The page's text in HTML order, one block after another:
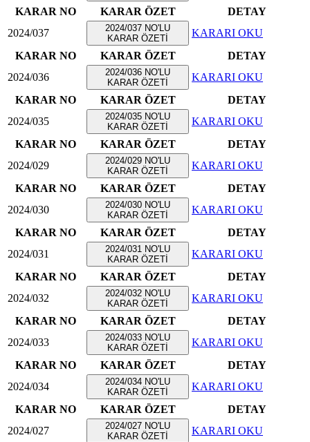
KARAR NO
KARAR ÖZET
DETAY
2024/037
2024/037 NO'LU
KARAR ÖZETİ
KARARI OKU
KARAR NO
KARAR ÖZET
DETAY
2024/036
2024/036 NO'LU
KARAR ÖZETİ
KARARI OKU
KARAR NO
KARAR ÖZET
DETAY
2024/035
2024/035 NO'LU
KARAR ÖZETİ
KARARI OKU
KARAR NO
KARAR ÖZET
DETAY
2024/029
2024/029 NO'LU
KARAR ÖZETİ
KARARI OKU
KARAR NO
KARAR ÖZET
DETAY
2024/030
2024/030 NO'LU
KARAR ÖZETİ
KARARI OKU
KARAR NO
KARAR ÖZET
DETAY
2024/031
2024/031 NO'LU
KARAR ÖZETİ
KARARI OKU
KARAR NO
KARAR ÖZET
DETAY
2024/032
2024/032 NO'LU
KARAR ÖZETİ
KARARI OKU
KARAR NO
KARAR ÖZET
DETAY
2024/033
2024/033 NO'LU
KARAR ÖZETİ
KARARI OKU
KARAR NO
KARAR ÖZET
DETAY
2024/034
2024/034 NO'LU
KARAR ÖZETİ
KARARI OKU
KARAR NO
KARAR ÖZET
DETAY
2024/027
2024/027 NO'LU
KARAR ÖZETİ
KARARI OKU